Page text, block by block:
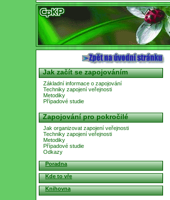
Jak začít se zapojováním
Základní informace o zapojování
Techniky zapojení veřejnosti
Metodiky
Případové studie
Zapojování pro pokročilé
Jak organizovat zapojení veřejnosti
Techniky zapojení veřejnosti
Metodiky
Případové studie
Odkazy
Poradna
Kde to vře
Knihovna